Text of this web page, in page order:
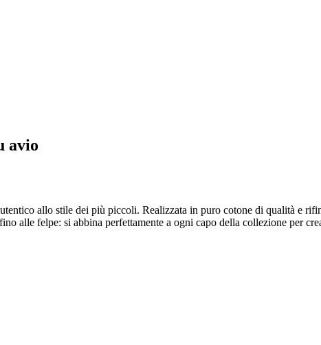
avio
allo stile dei più piccoli. Realizzata in puro cotone di qualità e
alle felpe: si abbina perfettamente a ogni capo della collezione per